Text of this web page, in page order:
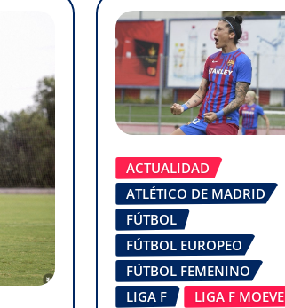
ACTUALIDAD
ATLÉTICO DE MADRID
FÚTBOL
FÚTBOL EUROPEO
FÚTBOL FEMENINO
LIGA F
LIGA F MOEVE